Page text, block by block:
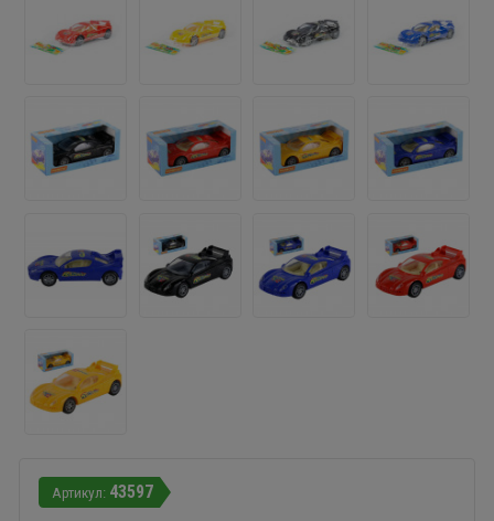
43597